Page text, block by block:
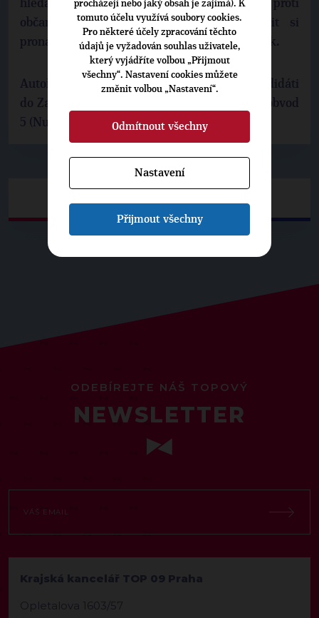
hledat řešení, které nebude směřovat proti
občanům, ale naopak jim umožní koupit si
pronajaté pozemky za spravedlivých podmínek.
Autoři: Dušan Brabec a Jitka Zykánová, kandidáti
do Zastupitelstva MČ Praha 4 za TOP 09 pro obvod
5 (Nusle, Michle)
ODEBÍREJTE NÁŠ TOPOVÝ
NEWSLETTER
Krajská kancelář TOP 09 Praha
Opletalova 1603/57
procházejí nebo jaký obsah je zajímá). K
tomuto účelu využívá soubory cookies.
Pro některé účely zpracování těchto
údajů je vyžadován souhlas uživatele,
který vyjádříte volbou „Přijmout
všechny“. Nastavení cookies můžete
změnit volbou „Nastavení“.
Odmítnout všechny
Nastavení
Přijmout všechny